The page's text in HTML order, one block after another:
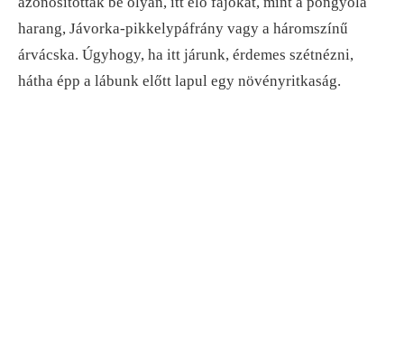
harang, Jávorka-pikkelypáfrány vagy a háromszínű
árvácska. Úgyhogy, ha itt járunk, érdemes szétnézni,
hátha épp a lábunk előtt lapul egy növényritkaság.